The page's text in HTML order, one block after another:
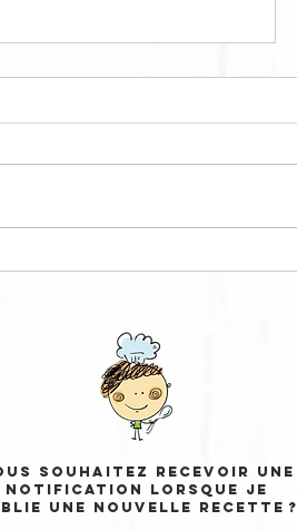
souhaitez recevoir une
notification lorsque je
une nouvelle recette ?